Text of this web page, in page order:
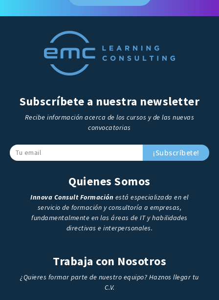
Subscríbete a nuestra newsletter
Recibe información acerca de los cursos y de las nuevas
convocatorias
¡Subscríbete!
Quienes Somos
Innova Consult Formación está especializada en el
servicio de formación y consultoría a empresas,
fundamentalmente en las áreas de IT y habilidades
directivas e interpersonales.
Trabaja con Nosotros
¿Quieres formar parte de nuestro equipo? Haznos llegar tu
C.V.